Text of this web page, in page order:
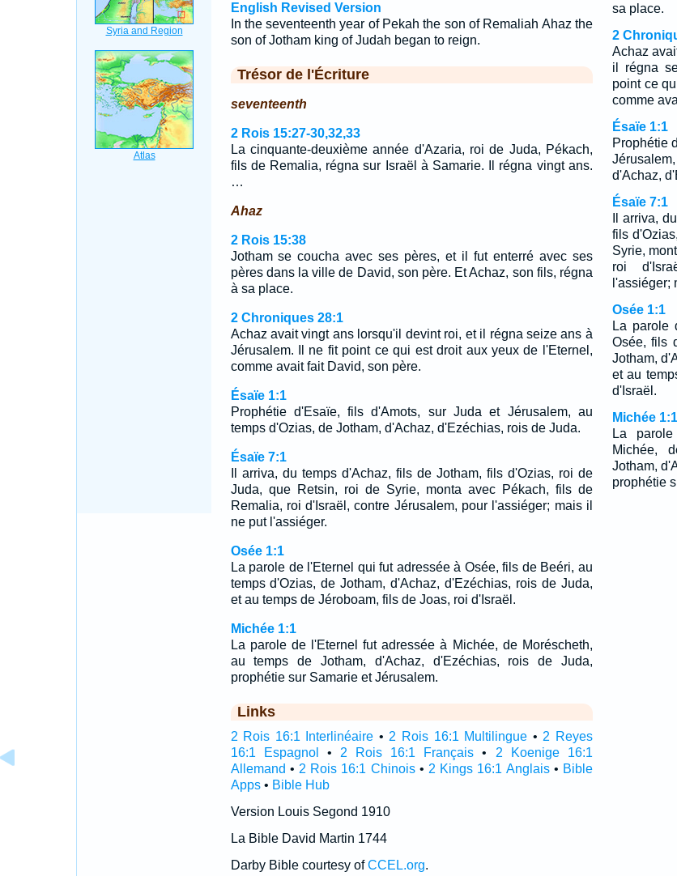
English Revised Version
In the seventeenth year of Pekah the son of Remaliah Ahaz the
son of Jotham king of Judah began to reign.
Trésor de l'Écriture
seventeenth
2 Rois 15:27-30,32,33
La cinquante-deuxième année d'Azaria, roi de Juda, Pékach,
fils de Remalia, régna sur Israël à Samarie. Il régna vingt ans.
…
Ahaz
2 Rois 15:38
Jotham se coucha avec ses pères, et il fut enterré avec ses
pères dans la ville de David, son père. Et Achaz, son fils, régna
à sa place.
2 Chroniques 28:1
Achaz avait vingt ans lorsqu'il devint roi, et il régna seize ans à
Jérusalem. Il ne fit point ce qui est droit aux yeux de l'Eternel,
comme avait fait David, son père.
Ésaïe 1:1
Prophétie d'Esaïe, fils d'Amots, sur Juda et Jérusalem, au
temps d'Ozias, de Jotham, d'Achaz, d'Ezéchias, rois de Juda.
Ésaïe 7:1
Il arriva, du temps d'Achaz, fils de Jotham, fils d'Ozias, roi de
Juda, que Retsin, roi de Syrie, monta avec Pékach, fils de
Remalia, roi d'Israël, contre Jérusalem, pour l'assiéger; mais il
ne put l'assiéger.
Osée 1:1
La parole de l'Eternel qui fut adressée à Osée, fils de Beéri, au
temps d'Ozias, de Jotham, d'Achaz, d'Ezéchias, rois de Juda,
et au temps de Jéroboam, fils de Joas, roi d'Israël.
Michée 1:1
La parole de l'Eternel fut adressée à Michée, de Moréscheth,
au temps de Jotham, d'Achaz, d'Ezéchias, rois de Juda,
prophétie sur Samarie et Jérusalem.
Links
2 Rois 16:1 Interlinéaire • 2 Rois 16:1 Multilingue • 2 Reyes
16:1 Espagnol
• 2 Rois 16:1 Français • 2 Koenige 16:1
Allemand • 2 Rois 16:1 Chinois• 2 Kings 16:1 Anglais• Bible
Apps• Bible Hub
Version Louis Segond 1910
La Bible David Martin 1744
Darby Bible courtesy ofCCEL.org.
sa place.
2
Achaz
il régna
point ce
comme
Ésaïe 1:1
Prophétie
d'Achaz,
Ésaïe 7:1
Il arriva,
fils
Syrie,
roi
l'assiéger;
Osée 1:1
La parole
Osée, fils
Jotham,
et au
d'Israël.
Michée 1:1
La
Michée,
Jotham,
prophétie